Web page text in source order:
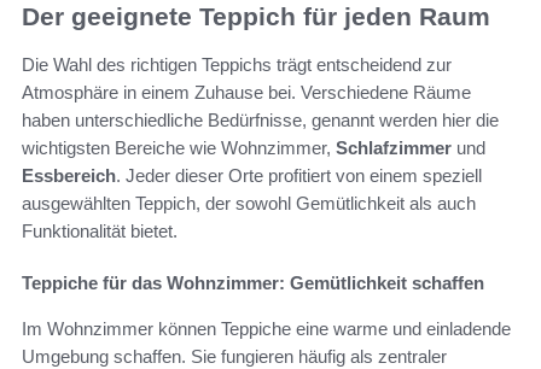
Der geeignete Teppich für jeden Raum
Die Wahl des richtigen Teppichs trägt entscheidend zur
Atmosphäre in einem Zuhause bei. Verschiedene Räume
haben unterschiedliche Bedürfnisse, genannt werden hier die
wichtigsten Bereiche wie Wohnzimmer, Schlafzimmer und
Essbereich. Jeder dieser Orte profitiert von einem speziell
ausgewählten Teppich, der sowohl Gemütlichkeit als auch
Funktionalität bietet.
Teppiche für das Wohnzimmer: Gemütlichkeit schaffen
Im Wohnzimmer können Teppiche eine warme und einladende
Umgebung schaffen. Sie fungieren häufig als zentraler